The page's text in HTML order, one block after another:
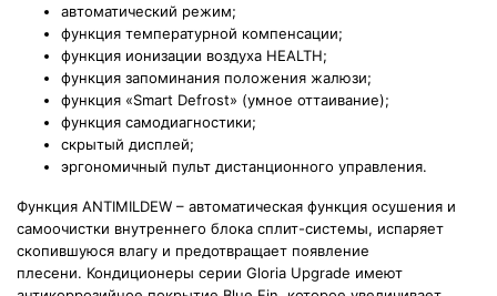
автоматический режим;
функция температурной компенсации;
функция ионизации воздуха HEALTH;
функция запоминания положения жалюзи;
функция «Smart Defrost» (умное оттаивание);
функция самодиагностики;
скрытый дисплей;
эргономичный пульт дистанционного управления.
Функция ANTIMILDEW – автоматическая функция осушения и
самоочистки внутреннего блока сплит-системы, испаряет
скопившуюся влагу и предотвращает появление
плесени. Кондиционеры серии Gloria Upgrade имеют